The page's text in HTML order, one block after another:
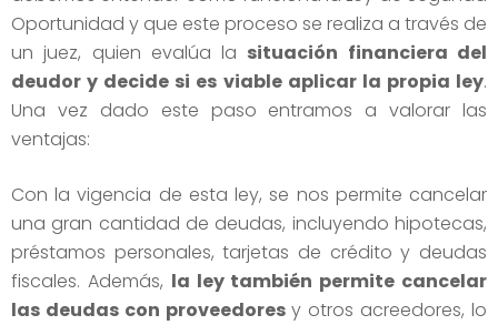
Oportunidad y que este proceso se realiza a través de
un juez, quien evalúa la situación financiera del
deudor y decide si es viable aplicar la propia ley.
Una vez dado este paso entramos a valorar las
ventajas:
Con la vigencia de esta ley, se nos permite cancelar
una gran cantidad de deudas, incluyendo hipotecas,
préstamos personales, tarjetas de crédito y deudas
fiscales. Además, la ley también permite cancelar
las deudas con proveedoresy otros acreedores, lo